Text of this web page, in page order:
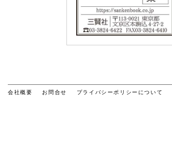
会社概要 お問合せ プライバシーポリシーについて